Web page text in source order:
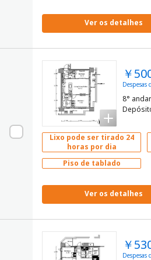
Ver os detalhes
￥
Despesas
8°
Lixo pode ser tirado 24
horas por dia
Piso de tablado
Ver os detalhes
￥
Despesas